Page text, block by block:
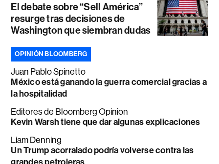
El debate sobre “Sell América”
resurge tras decisiones de
Washington que siembran dudas
OPINIÓN BLOOMBERG
Juan Pablo Spinetto
México está ganando la guerra comercial gracias a
la hospitalidad
Editores de Bloomberg Opinion
Kevin Warsh tiene que dar algunas explicaciones
Liam Denning
Un Trump acorralado podría volverse contra las